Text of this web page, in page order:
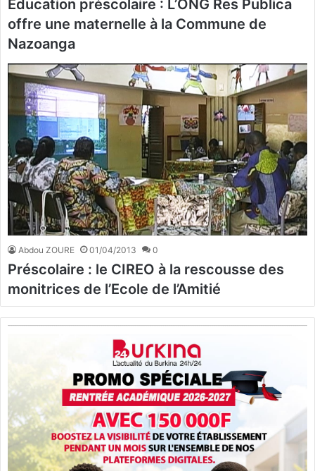
Éducation préscolaire : L’ONG Res Publica
offre une maternelle à la Commune de
Nazoanga
Abdou ZOURE 01/04/2013 0
Préscolaire : le CIREO à la rescousse des
monitrices de l’Ecole de l’Amitié